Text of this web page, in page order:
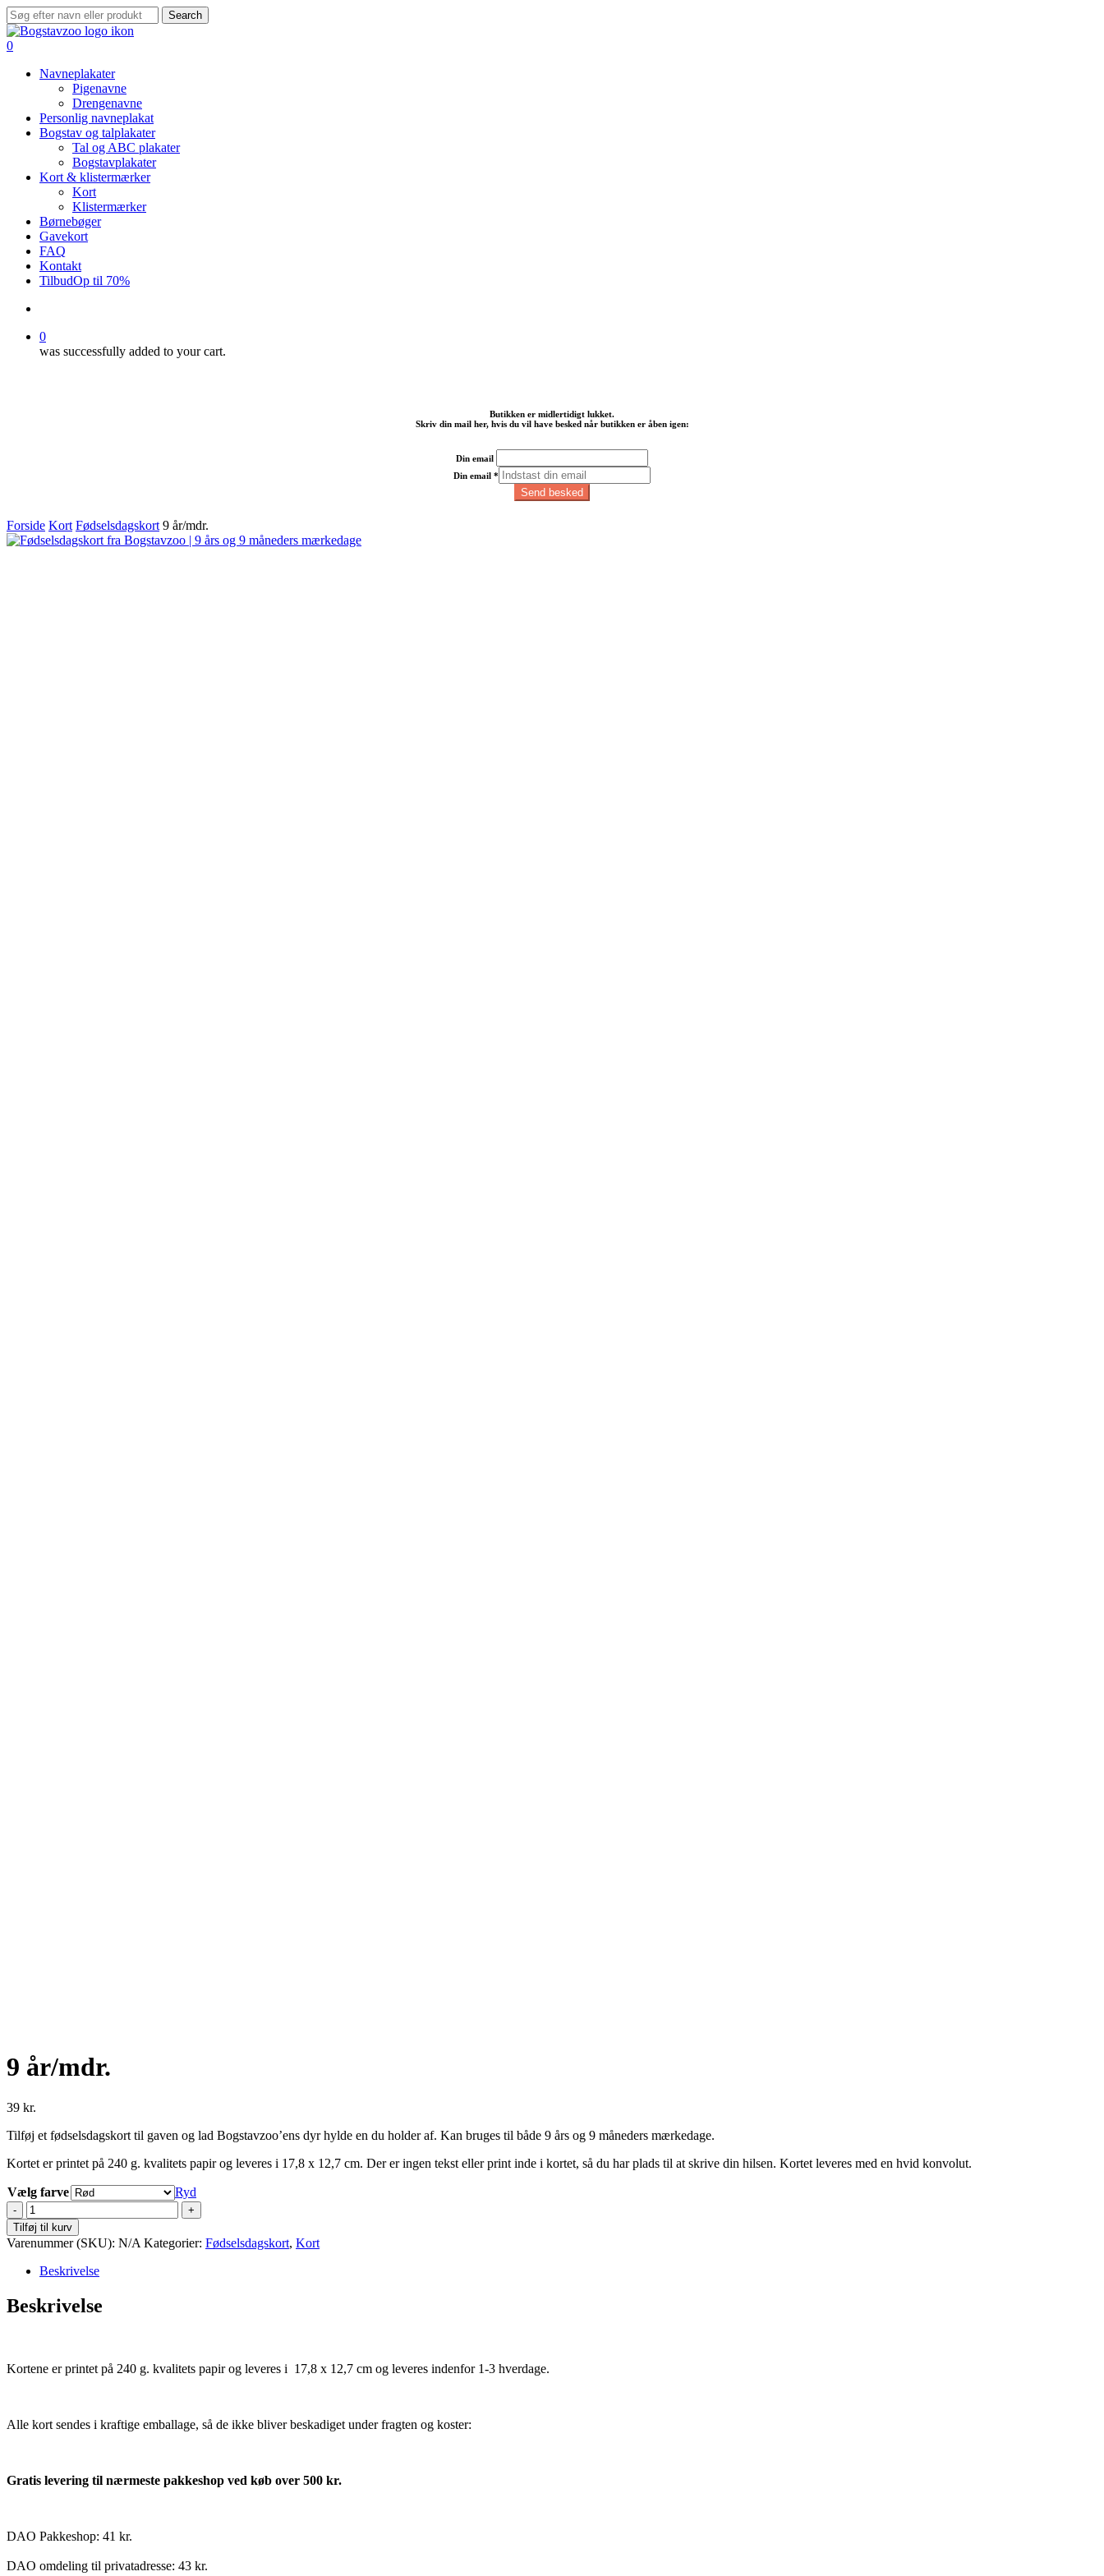
Skip
to
main
Search
Close
Search
search
0
Navneplakater
Pigenavne
Drengenavne
Personlig navneplakat
Bogstav og talplakater
Tal og ABC plakater
Bogstavplakater
Kort & klistermærker
Kort
Klistermærker
Børnebøger
Gavekort
FAQ
Kontakt
TilbudOp til 70%
0
was successfully added to your cart.
Butikken er midlertidigt lukket.
Skriv din mail her, hvis du vil have besked når butikken er åben igen:
Din email
Din email *
Send besked
Forside Kort Fødselsdagskort 9 år/mdr.
9 år/mdr.
39 kr.
Tilføj et fødselsdagskort til gaven og lad Bogstavzoo’ens dyr hylde en du holder af. Kan bruges til både 9 års og 9 måneders mærkedage.
Kortet er printet på 240 g. kvalitets papir og leveres i 17,8 x 12,7 cm. Der er ingen tekst eller print inde i kortet, så du har plads til at skrive din hilsen. Kortet leveres med en hvid konvolut.
Vælg farve
Ryd
9
år/mdr.
antal
Tilføj til kurv
Varenummer (SKU): N/A Kategorier: Fødselsdagskort, Kort
Beskrivelse
Beskrivelse
Kortene er printet på 240 g. kvalitets papir og leveres i 17,8 x 12,7 cm og leveres indenfor 1-3 hverdage.
Alle kort sendes i kraftige emballage, så de ikke bliver beskadiget under fragten og koster:
Gratis levering til nærmeste pakkeshop ved køb over 500 kr.
DAO Pakkeshop: 41 kr.
DAO omdeling til privatadresse: 43 kr.